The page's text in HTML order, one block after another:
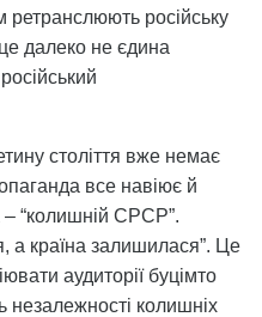
російську
далеко не єдина
століття вже немає
все навіює й
“колишній СРСР”.
а країна залишилася”. Це
аудиторії буцімто
незалежності колишніх